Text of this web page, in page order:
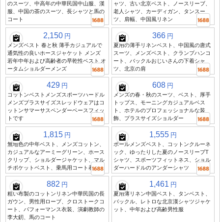
のスーツ、中高年の中華民国中山服、漢
服、中国の茶のスーツ、長シャツと馬の
コート
ャツ、古い北京ベスト、ノースリーブ、
老人シャツ、カーディガン、タンスー
ツ、肩幅、中国風リネン
2,150 円
メンズベスト 春と秋 薄手カジュアルで
通気性の良いホースジャケット メンズ
若年中年および高齢者の早乾性ベスト オ
ータムショルダーメンズ
366 円
夏用の薄手リネンベスト、中国風の唐式
スーツ、メンズベスト、クランプハンコ
ート、バックルおじいさんの下着シャ
ツ、北京の肩
429 円
コットンベストメンズスポーツハードル
メンズプラスサイズスレッドウェアはコ
ットンサマーサスペンダーベースフィッ
トです
608 円
メンズの春・秋のスーツ、ベスト、厚手
トップス、モーニングカジュアルベス
ト、ホテルのプロフェッショナルな装
飾、プラスサイズショルダー
1,815 円
無地色の中年ベスト、メンズコットン、
カジュアルなアーミーグリーン、ホース
クリップ、ショルダージャケット、マル
チポケットベスト、乗馬用コート着用
1,555 円
ポールメンズベスト、コットンクルーネ
ック、ゆったりした夏のノースリーブT
シャツ、スポーツフィットネス、ショル
ダーハードルのアンダーシャツ
882 円
粗い布製のコットンリネン中華民国の長
ガウン、男性用ローブ、クロストークコ
ート、パフォーマンス衣装、演劇教師の
李大釰、馬のコート
1,461 円
夏用薄リネン中国ベスト、タンベスト、
バックル、レトロな北京漢シャツジャケ
ット、中年および高齢男性服